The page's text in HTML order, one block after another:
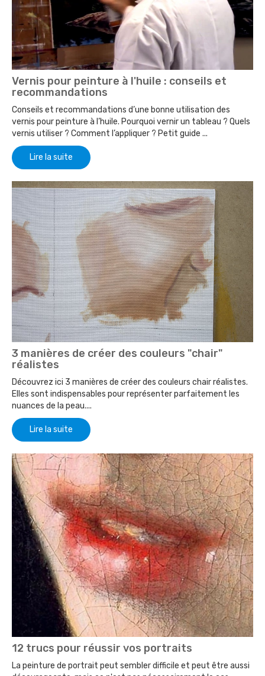
Vernis pour peinture à l'huile : conseils et
recommandations
Conseils et recommandations d’une bonne utilisation des
vernis pour peinture à l’huile. Pourquoi vernir un tableau ? Quels
vernis utiliser ? Comment l’appliquer ? Petit guide ...
Lire la suite
3 manières de créer des couleurs "chair"
réalistes
Découvrez ici 3 manières de créer des couleurs chair réalistes.
Elles sont indispensables pour représenter parfaitement les
nuances de la peau....
Lire la suite
12 trucs pour réussir vos portraits
La peinture de portrait peut sembler difficile et peut être aussi